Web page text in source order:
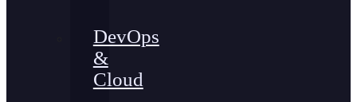
DevOps
&
Cloud